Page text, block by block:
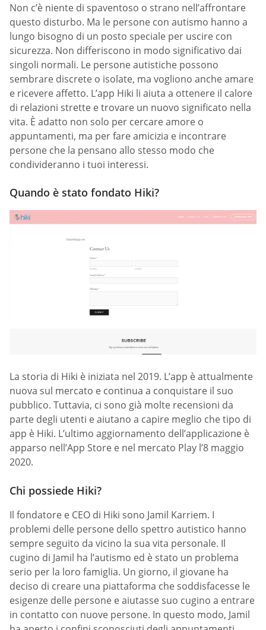
Non c’è niente di spaventoso o strano nell’affrontare
questo disturbo. Ma le persone con autismo hanno a
lungo bisogno di un posto speciale per uscire con
sicurezza. Non differiscono in modo significativo dai
singoli normali. Le persone autistiche possono
sembrare discrete o isolate, ma vogliono anche amare
e ricevere affetto. L’app Hiki li aiuta a ottenere il calore
di relazioni strette e trovare un nuovo significato nella
vita. È adatto non solo per cercare amore o
appuntamenti, ma per fare amicizia e incontrare
persone che la pensano allo stesso modo che
condivideranno i tuoi interessi.
Quando è stato fondato Hiki?
La storia di Hiki è iniziata nel 2019. L’app è attualmente
nuova sul mercato e continua a conquistare il suo
pubblico. Tuttavia, ci sono già molte recensioni da
parte degli utenti e aiutano a capire meglio che tipo di
app è Hiki. L’ultimo aggiornamento dell’applicazione è
apparso nell’App Store e nel mercato Play l’8 maggio
2020.
Chi possiede Hiki?
Il fondatore e CEO di Hiki sono Jamil Karriem. I
problemi delle persone dello spettro autistico hanno
sempre seguito da vicino la sua vita personale. Il
cugino di Jamil ha l’autismo ed è stato un problema
serio per la loro famiglia. Un giorno, il giovane ha
deciso di creare una piattaforma che soddisfacesse le
esigenze delle persone e aiutasse suo cugino a entrare
in contatto con nuove persone. In questo modo, Jamil